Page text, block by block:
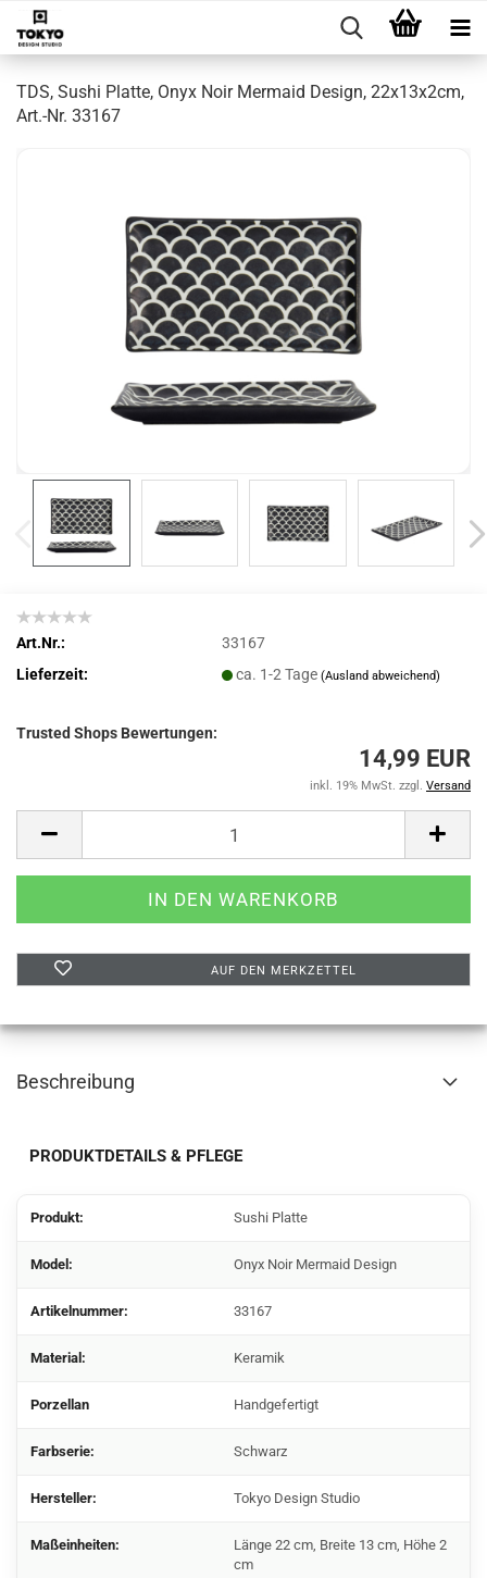
TDS, Sushi Platte, Onyx Noir Mermaid Design, 22x13x2cm,
Art.-Nr. 33167
Art.Nr.:
33167
Lieferzeit:
ca. 1-2 Tage(Ausland abweichend)
Trusted Shops Bewertungen:
14,99 EUR
inkl. 19% MwSt. zzgl. Versand
AUF DEN MERKZETTEL
Beschreibung
PRODUKTDETAILS & PFLEGE
Produkt: Sushi Platte
Model: Onyx Noir Mermaid Design
Artikelnummer: 33167
Material: Keramik
Porzellan Handgefertigt
Farbserie: Schwarz
Hersteller: Tokyo Design Studio
Maßeinheiten:
Länge 22 cm, Breite 13 cm, Höhe 2
cm